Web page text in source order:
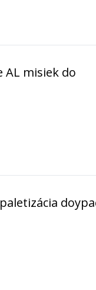
AL misiek do